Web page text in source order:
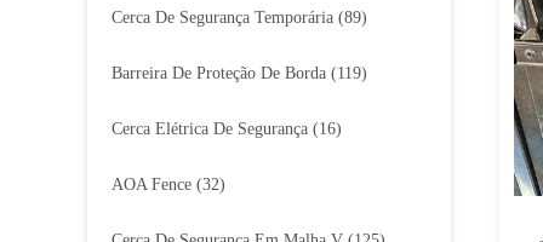
Cerca De Segurança Temporária (89)
Barreira De Proteção De Borda (119)
Cerca Elétrica De Segurança (16)
AOA Fence (32)